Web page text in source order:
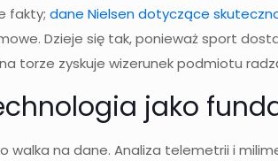
fakty;dane Nielsen dotyczące
Dzieje się tak, ponieważ sport
torze zyskuje wizerunek podmiotu
jako
walka na dane. Analiza telemetrii i